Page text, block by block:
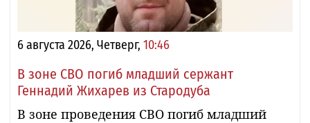
6 августа 2026, Четверг, 10:46
В зоне СВО погиб младший сержант
Геннадий Жихарев из Стародуба
В зоне проведения СВО погиб младший